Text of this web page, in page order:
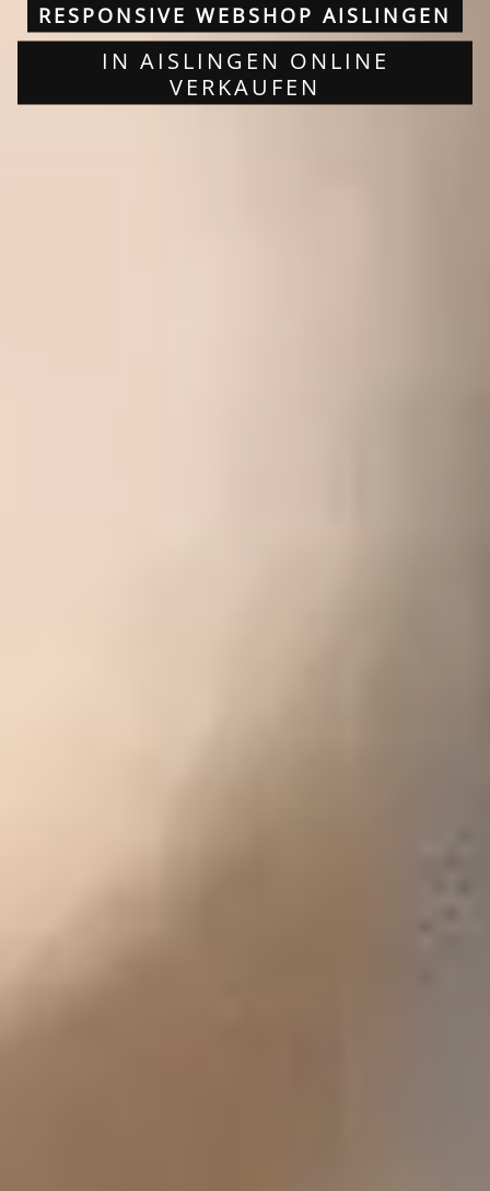
RESPONSIVE WEBSHOP AISLINGEN
IN AISLINGEN ONLINE
VERKAUFEN